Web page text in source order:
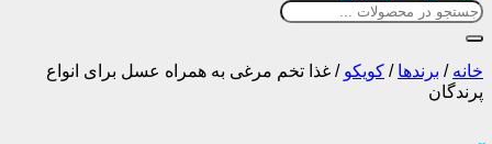
خانه / برندها / کویکو / غذا تخم مرغی به همراه عسل برای انواع
پرندگان